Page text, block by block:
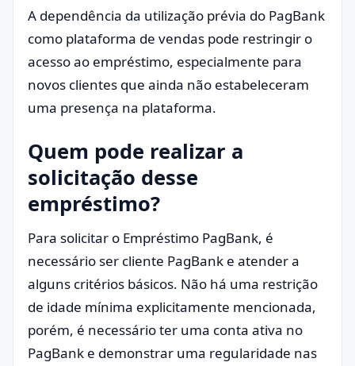
A dependência da utilização prévia do PagBank
como plataforma de vendas pode restringir o
acesso ao empréstimo, especialmente para
novos clientes que ainda não estabeleceram
uma presença na plataforma.
Quem pode realizar a
solicitação desse
empréstimo?
Para solicitar o Empréstimo PagBank, é
necessário ser cliente PagBank e atender a
alguns critérios básicos. Não há uma restrição
de idade mínima explicitamente mencionada,
porém, é necessário ter uma conta ativa no
PagBank e demonstrar uma regularidade nas